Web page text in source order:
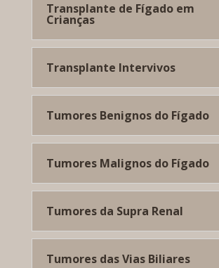
Transplante de Fígado em
Crianças
Transplante Intervivos
Tumores Benignos do Fígado
Tumores Malignos do Fígado
Tumores da Supra Renal
Tumores das Vias Biliares